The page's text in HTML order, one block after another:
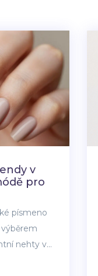
v
pro
písmeno
nehty v